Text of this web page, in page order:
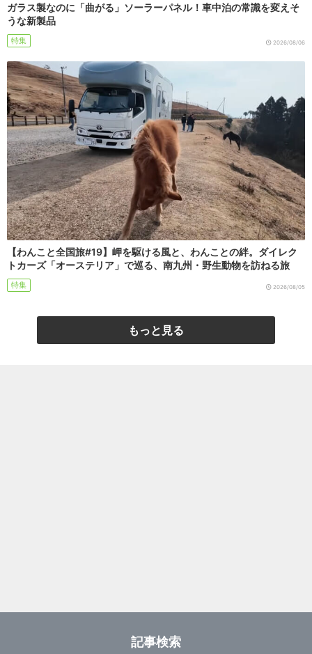
ガラス製なのに「曲がる」ソーラーパネル！車中泊の常識を変えそ
うな新製品
特集 2026/08/06
【わんこと全国旅#19】岬を駆ける風と、わんことの絆。ダイレク
トカーズ「オーステリア」で巡る、南九州・野生動物を訪ねる旅
特集 2026/08/05
もっと見る
記事検索